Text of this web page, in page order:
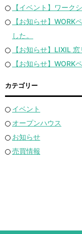
【イベント】ワーク
【お知らせ】WORK
した。
【お知らせ】LIXIL
【お知らせ】WORK
カテゴリー
イベント
オープンハウス
お知らせ
売買情報